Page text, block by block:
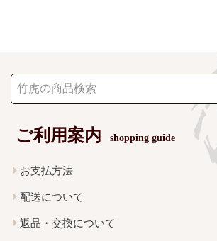
ご利用案内 shopping guide
お支払方法
配送について
返品・交換について